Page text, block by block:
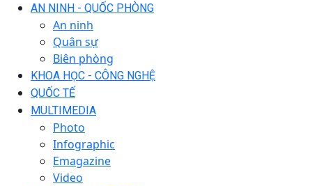
AN NINH - QUỐC PHÒNG
An ninh
Quân sự
Biên phòng
KHOA HỌC - CÔNG NGHỆ
QUỐC TẾ
MULTIMEDIA
Photo
Infographic
Emagazine
Video